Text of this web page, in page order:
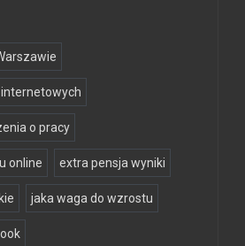
o pracy
online extra pensja wyniki
jaka waga do wzrostu